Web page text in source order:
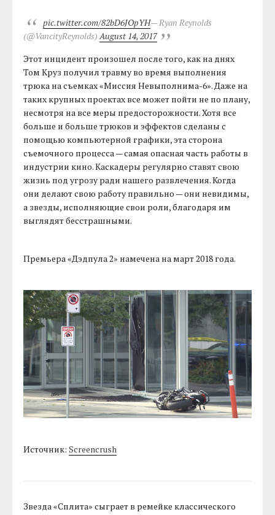
pic.twitter.com/82bD6JOpYH— Ryan Reynolds
(@VancityReynolds)August 14, 2017
Этот инцидент произошел после того, как на днях
Том Круз получил травму во время выполнения
трюка на съемках «Миссия Невыполнима-6». Даже на
таких крупных проектах все может пойти не по плану,
несмотря на все меры предосторожности. Хотя все
больше и больше трюков и эффектов сделаны с
помощью компьютерной графики, эта сторона
съемочного процесса — самая опасная часть работы в
индустрии кино. Каскадеры регулярно ставят свою
жизнь под угрозу ради нашего развлечения. Когда
они делают свою работу правильно — они невидимы,
а звезды, исполняющие свои роли, благодаря им
выглядят бесстрашными.
Премьера «Дэдпула 2» намечена на март 2018 года.
Источник:Screencrush
Звезда «Сплита» сыграет в ремейке классического